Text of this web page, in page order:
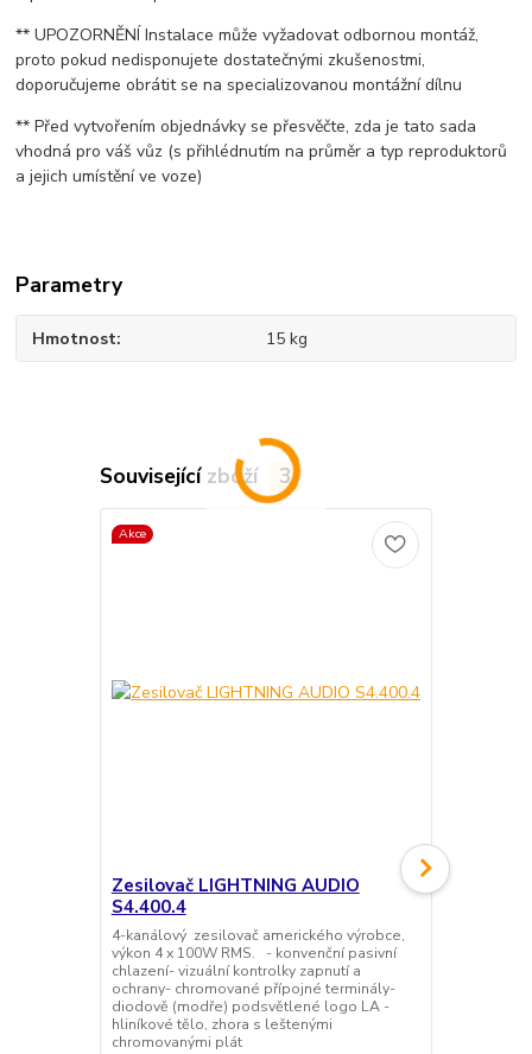
** UPOZORNĚNÍ Instalace může vyžadovat odbornou montáž,
proto pokud nedisponujete dostatečnými zkušenostmi,
doporučujeme obrátit se na specializovanou montážní dílnu
** Před vytvořením objednávky se přesvěčte, zda je tato sada
vhodná pro váš vůz (s přihlédnutím na průměr a typ reproduktorů
a jejich umístění ve voze)
Parametry
Hmotnost 15 kg
Související zboží 3
Akce
Zesilovač LIGHTNING AUDIO
S4.400.4
4-kanálový zesilovač amerického výrobce,
výkon 4 x 100W RMS. - konvenční pasivní
chlazení- vizuální kontrolky zapnutí a
ochrany- chromované přípojné terminály-
diodově (modře) podsvětlené logo LA -
hliníkové tělo, zhora s leštenými
chromovanými plát